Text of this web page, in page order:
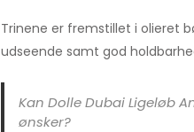
Trinene er fremstillet i olieret
udseende samt god
Kan Dolle Dubai Ligeløb
ønsker?